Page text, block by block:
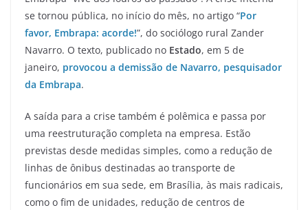
se tornou pública, no início do mês, no artigo “Por
favor, Embrapa: acorde!”, do sociólogo rural Zander
Navarro. O texto, publicado no Estado, em 5 de
janeiro, provocou a demissão de Navarro, pesquisador
da Embrapa.
A saída para a crise também é polêmica e passa por
uma reestruturação completa na empresa. Estão
previstas desde medidas simples, como a redução de
linhas de ônibus destinadas ao transporte de
funcionários em sua sede, em Brasília, às mais radicais,
como o fim de unidades, redução de centros de